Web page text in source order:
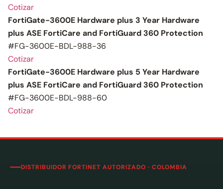
Cotizar
FortiGate-3600E Hardware plus 3 Year Hardware
plus ASE FortiCare and FortiGuard 360 Protection
#FG-3600E-BDL-988-36
Cotizar
FortiGate-3600E Hardware plus 5 Year Hardware
plus ASE FortiCare and FortiGuard 360 Protection
#FG-3600E-BDL-988-60
Cotizar
DISTRIBUIDOR FORTINET AUTORIZADO · COLOMBIA